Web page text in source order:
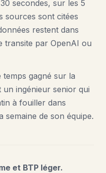
secondes, sur les 5
sources sont citées
restent dans
par OpenAI ou
temps gagné sur la
ingénieur senior qui
à fouiller dans
de son équipe.
et BTP léger.